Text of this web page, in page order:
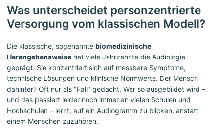
Was unterscheidet personzentrierte
Versorgung vom klassischen Modell?
Die klassische, sogenannte biomedizinische
Herangehensweise hat viele Jahrzehnte die Audiologie
geprägt. Sie konzentriert sich auf messbare Symptome,
technische Lösungen und klinische Normwerte. Der Mensch
dahinter? Oft nur als "Fall" gedacht. Wer so ausgebildet wird –
und das passiert leider noch immer an vielen Schulen und
Hochschulen – lernt, auf ein Audiogramm zu blicken, anstatt
einem Menschen zuzuhören.